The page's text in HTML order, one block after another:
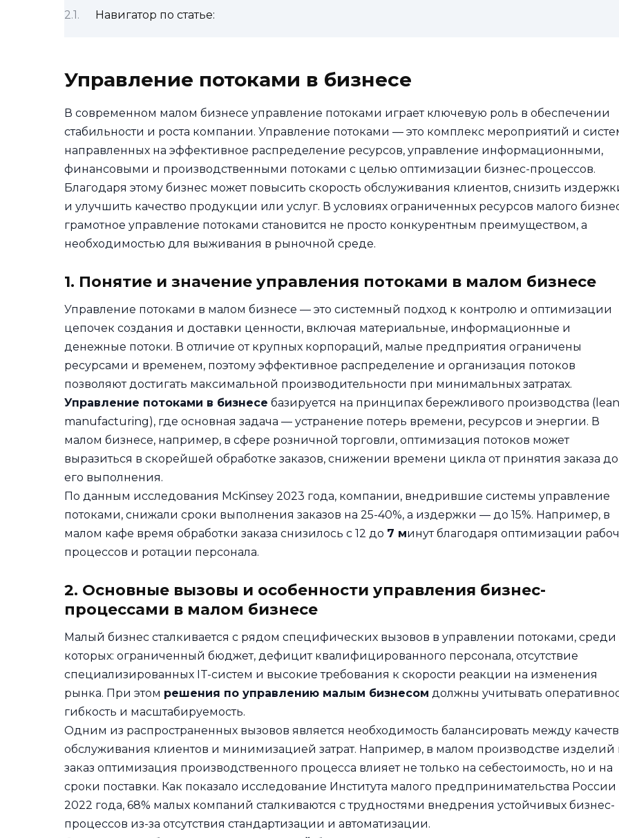
Навигатор по статье:
Управление потоками в бизнесе
В современном малом бизнесе управление потоками играет ключевую роль в обеспечении
стабильности и роста компании. Управление потоками — это комплекс мероприятий и
направленных на эффективное распределение ресурсов, управление информационными,
финансовыми и производственными потоками с целью оптимизации бизнес-процессов.
Благодаря этому бизнес может повысить скорость обслуживания клиентов, снизить
и улучшить качество продукции или услуг. В условиях ограниченных ресурсов малого
грамотное управление потоками становится не просто конкурентным преимуществом, а
необходимостью для выживания в рыночной среде.
1. Понятие и значение управления потоками в малом бизнесе
Управление потоками в малом бизнесе — это системный подход к контролю и оптимизации
цепочек создания и доставки ценности, включая материальные, информационные и
денежные потоки. В отличие от крупных корпораций, малые предприятия ограничены
ресурсами и временем, поэтому эффективное распределение и организация потоков
позволяют достигать максимальной производительности при минимальных затратах.
Управление потоками в бизнесе базируется на принципах бережливого производства (lean
manufacturing), где основная задача — устранение потерь времени, ресурсов и энергии. В
малом бизнесе, например, в сфере розничной торговли, оптимизация потоков может
выразиться в скорейшей обработке заказов, снижении времени цикла от принятия заказа до
его выполнения.
По данным исследования McKinsey 2023 года, компании, внедрившие системы управление
потоками, снижали сроки выполнения заказов на 25-40%, а издержки — до 15%. Например, в
малом кафе время обработки заказа снизилось с 12 до 7 минут благодаря оптимизации
процессов и ротации персонала.
2. Основные вызовы и особенности управления бизнес-
процессами в малом бизнесе
Малый бизнес сталкивается с рядом специфических вызовов в управлении потоками, среди
которых: ограниченный бюджет, дефицит квалифицированного персонала, отсутствие
специализированных IT-систем и высокие требования к скорости реакции на изменения
рынка. При этом решения по управлению малым бизнесом должны учитывать
гибкость и масштабируемость.
Одним из распространенных вызовов является необходимость балансировать между
обслуживания клиентов и минимизацией затрат. Например, в малом производстве изделий
заказ оптимизация производственного процесса влияет не только на себестоимость, но и на
сроки поставки. Как показало исследование Института малого предпринимательства России
2022 года, 68% малых компаний сталкиваются с трудностями внедрения устойчивых бизнес-
процессов из-за отсутствия стандартизации и автоматизации.